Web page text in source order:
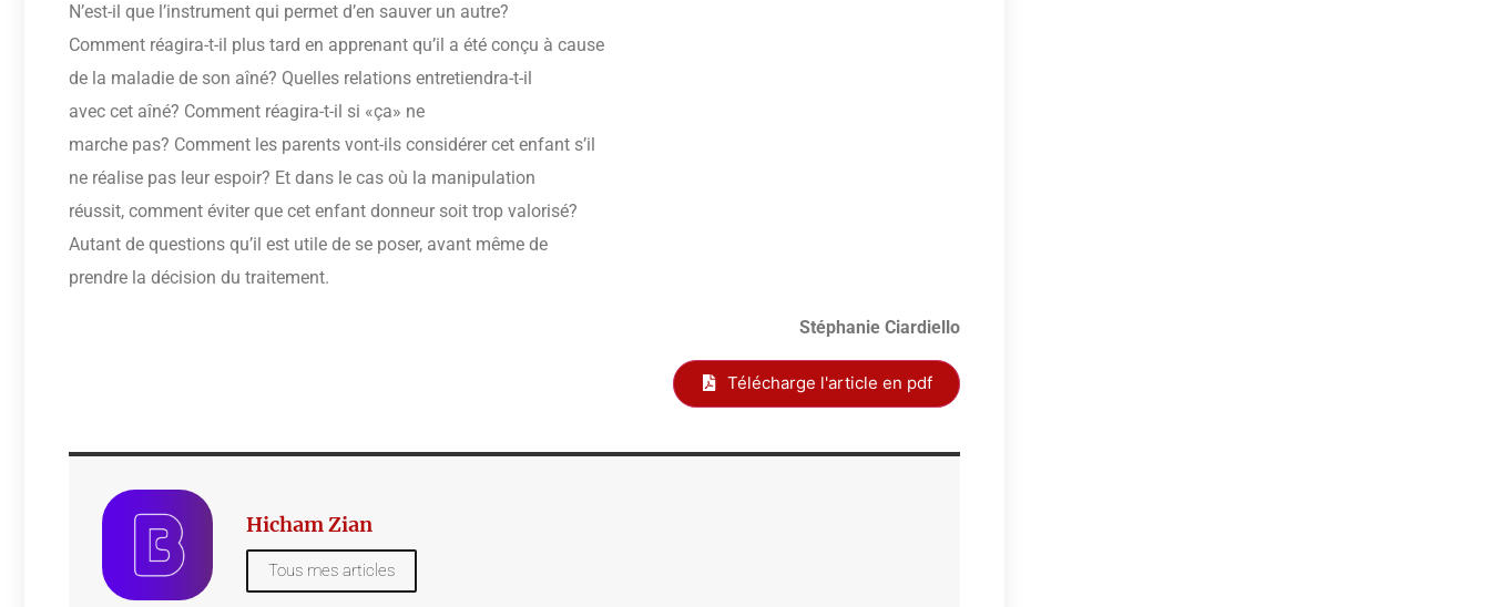
N’est-il que l’instrument qui permet d’en sauver un autre?
Comment réagira-t-il plus tard en apprenant qu’il a été conçu à cause
de la maladie de son aîné? Quelles relations entretiendra-t-il
avec cet aîné? Comment réagira-t-il si «ça» ne
marche pas? Comment les parents vont-ils considérer cet enfant s’il
ne réalise pas leur espoir? Et dans le cas où la manipulation
réussit, comment éviter que cet enfant donneur soit trop valorisé?
Autant de questions qu’il est utile de se poser, avant même de
prendre la décision du traitement.
Stéphanie Ciardiello
Télécharge l'article en pdf
Hicham Zian
Tous mes articles